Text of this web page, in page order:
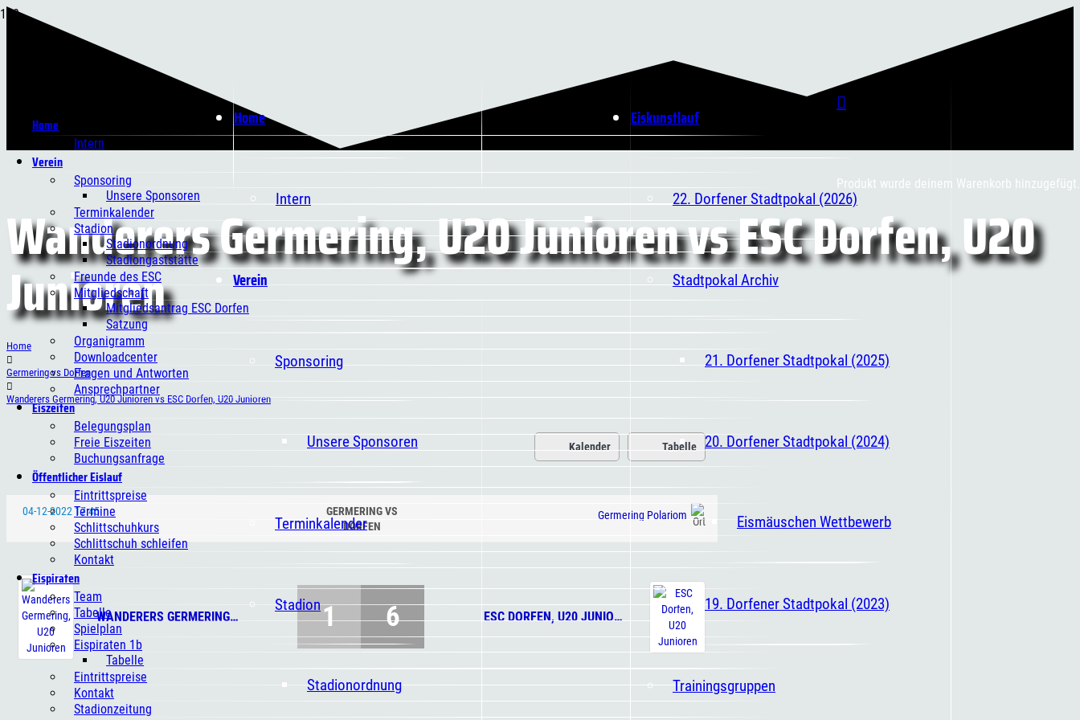
Eiskunstlauf
22. Dorfener Stadtpokal (2026)
Stadtpokal Archiv
21. Dorfener Stadtpokal (2025)
20. Dorfener Stadtpokal (2024)
Eismäuschen Wettbewerb
19. Dorfener Stadtpokal (2023)
Trainingsgruppen
Home
Intern
Verein
Sponsoring
Unsere Sponsoren
Terminkalender
Stadion
Stadionordnung
Produkt wurde deinem Warenkorb hinzugefügt.
Home
Intern
Verein
Sponsoring
Unsere Sponsoren
Terminkalender
Stadion
Stadionordnung
Stadiongaststätte
Freunde des ESC
Mitgliedschaft
Mitgliedsantrag ESC Dorfen
Satzung
Organigramm
Downloadcenter
Fragen und Antworten
Ansprechpartner
Eiszeiten
Belegungsplan
Freie Eiszeiten
Buchungsanfrage
Öffentlicher Eislauf
Eintrittspreise
Termine
Schlittschuhkurs
Schlittschuh schleifen
Kontakt
Eispiraten
Team
Tabelle
Spielplan
Eispiraten 1b
Tabelle
Eintrittspreise
Kontakt
Stadionzeitung
Wanderers Germering, U20 Junioren vs ESC Dorfen, U20
Junioren
Home
Germering vs Dorfen
Wanderers Germering, U20 Junioren vs ESC Dorfen, U20 Junioren
Kalender Tabelle
04-12-2022 17:45
GERMERING VS
DORFEN
Germering Polariom
WANDERERS GERMERING, U20 JUNIOREN ESC DORFEN, U20 JUNIOREN
1 6